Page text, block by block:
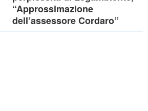
“Approssimazione
dell’assessore Cordaro”